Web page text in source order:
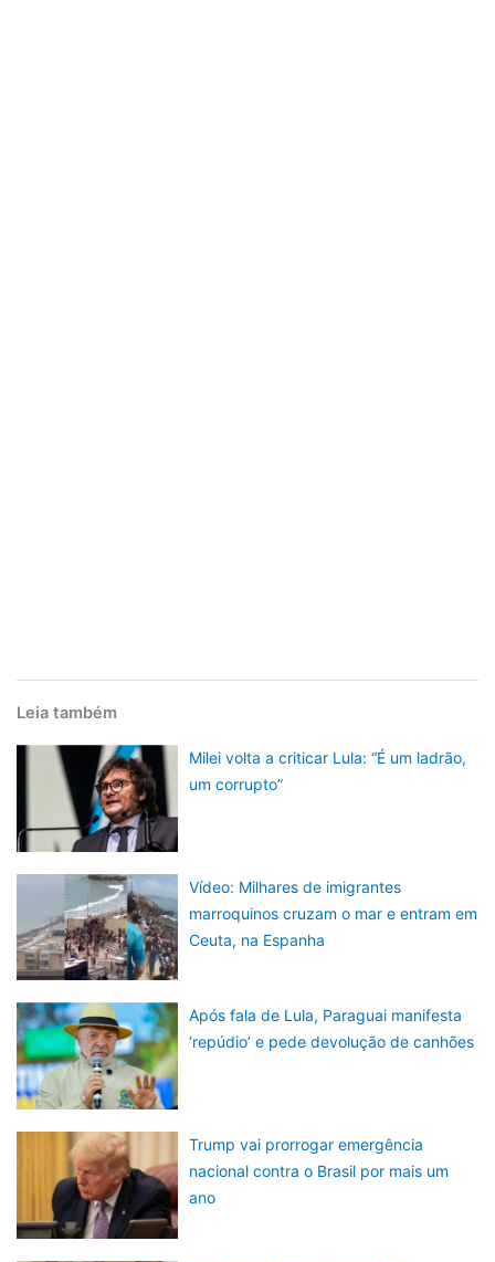
Leia também
Milei volta a criticar Lula: “É um ladrão,
um corrupto”
Vídeo: Milhares de imigrantes
marroquinos cruzam o mar e entram em
Ceuta, na Espanha
Após fala de Lula, Paraguai manifesta
‘repúdio’ e pede devolução de canhões
Trump vai prorrogar emergência
nacional contra o Brasil por mais um
ano